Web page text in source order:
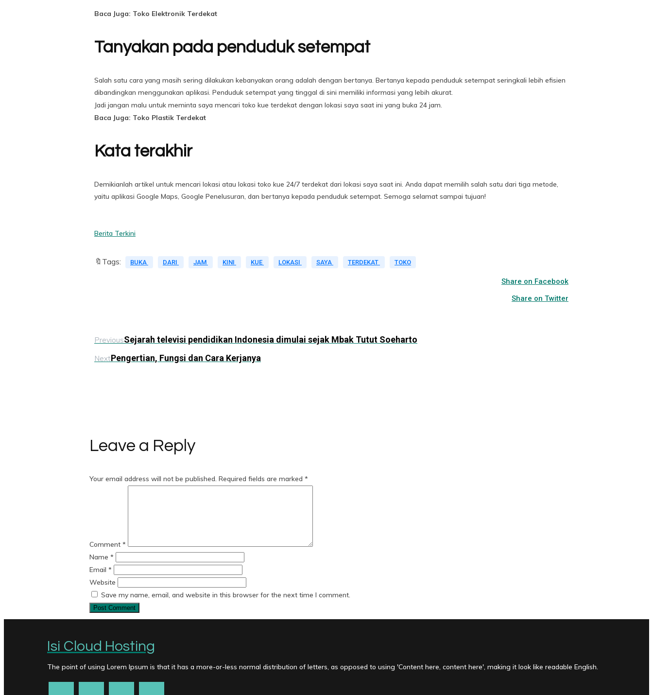
Baca Juga: Toko Elektronik Terdekat
Tanyakan pada penduduk setempat
Salah satu cara yang masih sering dilakukan kebanyakan orang adalah dengan bertanya. Bertanya kepada penduduk setempat seringkali lebih efisien
dibandingkan menggunakan aplikasi. Penduduk setempat yang tinggal di sini memiliki informasi yang lebih akurat.
Jadi jangan malu untuk meminta saya mencari toko kue terdekat dengan lokasi saya saat ini yang buka 24 jam.
Baca Juga: Toko Plastik Terdekat
Kata terakhir
Demikianlah artikel untuk mencari lokasi atau lokasi toko kue 24/7 terdekat dari lokasi saya saat ini. Anda dapat memilih salah satu dari tiga metode,
yaitu aplikasi Google Maps, Google Penelusuran, dan bertanya kepada penduduk setempat. Semoga selamat sampai tujuan!
Berita Terkini
🔖Tags: BUKA DARI JAM KINI KUE LOKASI SAYA TERDEKAT TOKO
Share on Facebook
Share on Twitter
PreviousSejarah televisi pendidikan Indonesia dimulai sejak Mbak Tutut Soeharto
NextPengertian, Fungsi dan Cara Kerjanya
Leave a Reply
Your email address will not be published. Required fields are marked *
Comment *
Name *
Email *
Website
Save my name, email, and website in this browser for the next time I comment.
Isi Cloud Hosting
The point of using Lorem Ipsum is that it has a more-or-less normal distribution of letters, as opposed to using 'Content here, content here', making it look like readable English.